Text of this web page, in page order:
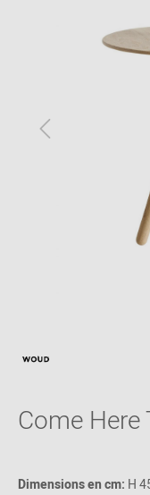
Come
Dimensions en cm: H